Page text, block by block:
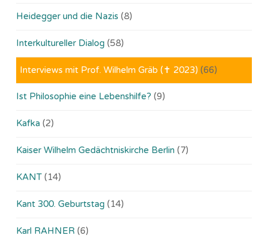
Heidegger und die Nazis (8)
Interkultureller Dialog (58)
Interviews mit Prof. Wilhelm Gräb (✝ 2023) (66)
Ist Philosophie eine Lebenshilfe? (9)
Kafka (2)
Kaiser Wilhelm Gedächtniskirche Berlin (7)
KANT (14)
Kant 300. Geburtstag (14)
Karl RAHNER (6)